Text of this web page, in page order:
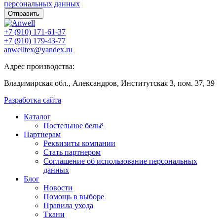
персональных данных
Отправить
+7 (910) 171-61-37
+7 (910) 179-43-77
anwelltex@yandex.ru
Адрес производства:
Владимирская обл., Александров, Институтская 3, пом. 37, 39
Разработка сайта
Каталог
Постельное бельё
Партнерам
Реквизиты компании
Стать партнером
Соглашение об использование персональных
данных
Блог
Новости
Помощь в выборе
Правила ухода
Ткани